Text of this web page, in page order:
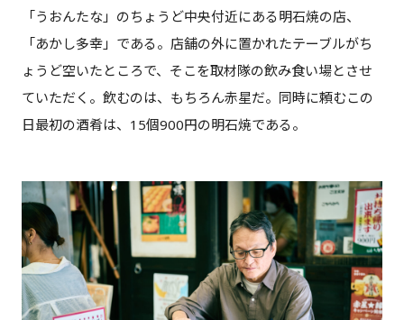
「うおんたな」のちょうど中央付近にある明石焼の店、
「あかし多幸」である。店舗の外に置かれたテーブルがち
ょうど空いたところで、そこを取材隊の飲み食い場とさせ
ていただく。飲むのは、もちろん赤星だ。同時に頼むこの
日最初の酒肴は、15個900円の明石焼である。